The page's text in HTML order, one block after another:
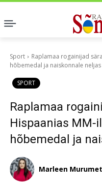
Sport
Raplamaa rogainijad
hõbemedal ja naiskonnale
SPORT
Raplamaa
Hispaanias MM-
hõbemedal ja
Marleen